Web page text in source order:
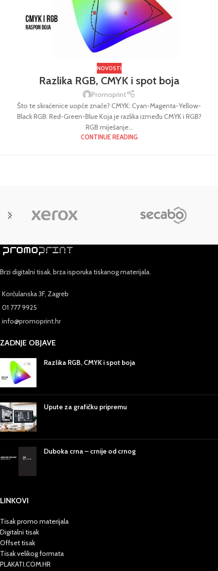
NOVOSTI
Razlika RGB, CMYK i spot boja
Promoprint
Što te skraćenice uopće znače? CMYK: Cyan-Magenta-Yellow-
Black RGB: Red-Green-Blue Koja je razlika između CMYK i RGB?
RGB miješanje...
CONTINUE READING
Brzi digitalni tisak, brza isporuka tiskanog materijala.
Korčulanska 3F, Zagreb
01 777 9925
info@promoprint.hr
ZADNJE OBJAVE
Razlika RGB, CMYK i spot boja
Upute za grafičku pripremu
Duboka crna – crnije od crnog
LINKOVI
Tisak promo materijala
Digitalni tisak
Offset tisak
Tisak velikog formata
PLAKATI.COM.HR